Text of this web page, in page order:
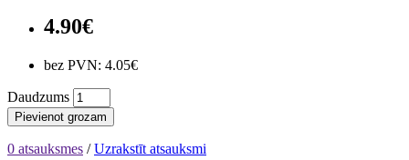
4.90€
bez PVN: 4.05€
Daudzums
Pievienot grozam
0 atsauksmes /Uzrakstīt atsauksmi